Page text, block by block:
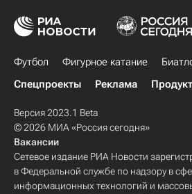
Футбол Фигурное катание
Спецпроекты
Реклама
Версия 2023.1 Beta
© 2026 МИА «Россия сегодня»
Вакансии
Сетевое издание РИА Новости
в Федеральной службе по надзору в
информационных технологий и